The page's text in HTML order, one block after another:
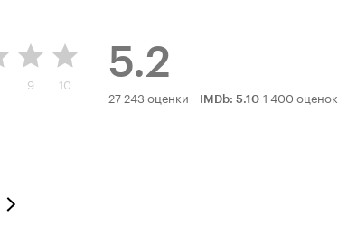
9 10
5.2
Рейтинг
27 243 оценки IMDb: 5.10 1 400 оценок